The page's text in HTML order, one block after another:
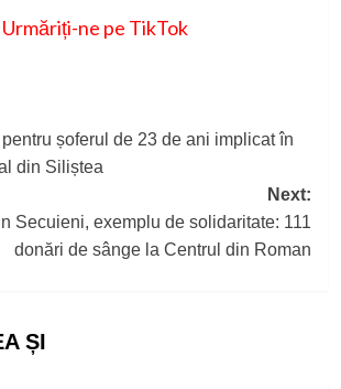
Urmăriți-ne pe TikTok
șoferul de 23 de ani implicat în
din Siliștea
Next:
Secuieni, exemplu de solidaritate: 111
donări de sânge la Centrul din Roman
ȘI